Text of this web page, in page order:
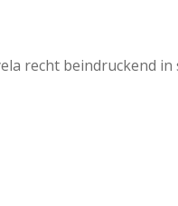
recht beindruckend